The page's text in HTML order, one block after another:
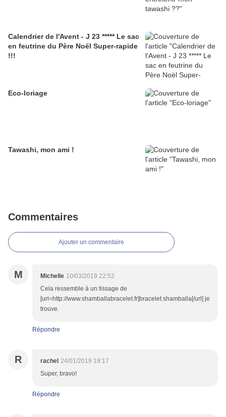
Calendrier de l'Avent - J 23 ***** Le sac
en feutrine du Père Noël Super-rapide
!!!
Eco-loriage
Tawashi, mon ami !
Commentaires
Ajouter un commentaire
M Michelle 10/03/2019 22:52
Cela ressemble à un tissage de
[url=http://www.shamballabracelet.fr]bracelet shamballa[/url] je
trouve.
Répondre
R rachel 24/01/2019 19:17
Super, bravo!
Répondre